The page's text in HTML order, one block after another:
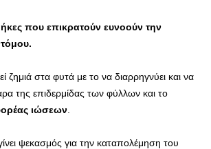
που επικρατούν ευνοούν την
ζημιά στα φυτά με το να διαρρηγνύει και να
της επιδερμίδας των φύλλων και το
ιώσεων
ψεκασμός για την καταπολέμηση του